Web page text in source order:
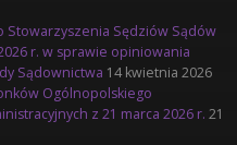
Sędziów Sądów
r. w sprawie opiniowania
Sądownictwa 14 kwietnia 2026
Ogólnopolskiego
z 21 marca 2026 r. 21